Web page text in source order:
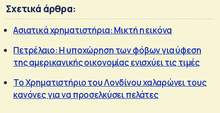
Σχετικά άρθρα:
Ασιατικά χρηματιστήρια: Μικτή η εικόνα
Πετρέλαιο: Η υποχώρηση των φόβων για ύφεση
της αμερικανικής οικονομίας ενισχύει τις τιμές
Το Χρηματιστήριο του Λονδίνου χαλαρώνει τους
κανόνες για να προσελκύσει πελάτες